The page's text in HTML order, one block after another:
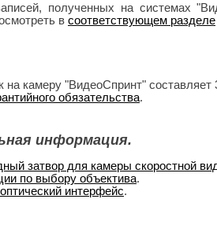
полученных на системах
в соответствующем разделе
на камеру "ВидеоСпринт" составляет
обязательства.
информация.
затвор для камеры скоростной
по выбору объектива.
интерфейс.